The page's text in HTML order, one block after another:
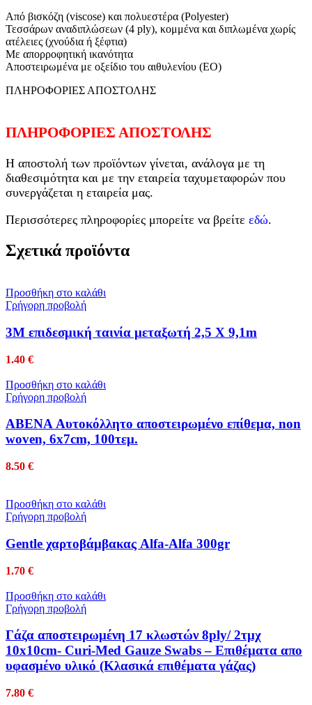
Από βισκόζη (viscose) και πολυεστέρα (Polyester)
Τεσσάρων αναδιπλώσεων (4 ply), κομμένα και διπλωμένα χωρίς
ατέλειες (χνούδια ή ξέφτια)
Με απορροφητική ικανότητα
Aποστειρωμένα με οξείδιο του αιθυλενίου (ΕΟ)
ΠΛΗΡΟΦΟΡΙΕΣ ΑΠΟΣΤΟΛΗΣ
ΠΛΗΡΟΦΟΡΙΕΣ ΑΠΟΣΤΟΛΗΣ
Η αποστολή των προϊόντων γίνεται, ανάλογα με τη
διαθεσιμότητα και με την εταιρεία ταχυμεταφορών που
συνεργάζεται η εταιρεία μας.
Περισσότερες πληροφορίες μπορείτε να βρείτε εδώ.
Σχετικά προϊόντα
Προσθήκη στο καλάθι
Γρήγορη προβολή
3Μ επιδεσμική ταινία μεταξωτή 2,5 Χ 9,1m
1.40 €
Προσθήκη στο καλάθι
Γρήγορη προβολή
ABENA Αυτοκόλλητο αποστειρωμένο επίθεμα, non
woven, 6x7cm, 100τεμ.
8.50 €
Προσθήκη στο καλάθι
Γρήγορη προβολή
Gentle χαρτοβάμβακας Alfa-Alfa 300gr
1.70 €
Προσθήκη στο καλάθι
Γρήγορη προβολή
Γάζα αποστειρωμένη 17 κλωστών 8ply/ 2τμχ
10x10cm- Curi-Med Gauze Swabs – Επιθέματα απο
υφασμένο υλικό (Κλασικά επιθέματα γάζας)
7.80 €